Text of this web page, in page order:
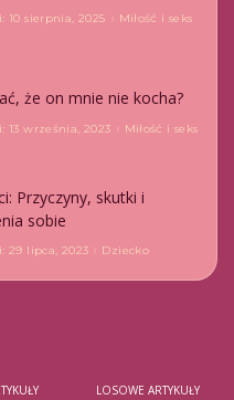
10 sierpnia, 2025 Miłość i seks
że on mnie nie kocha?
13 września, 2023 Miłość i seks
Przyczyny, skutki i
sobie
29 lipca, 2023 Dziecko
LOSOWE ARTYKUŁY